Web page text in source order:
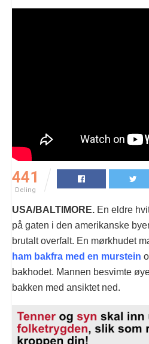
441
Deling
USA/BALTIMORE. En eldre
på gaten i den amerikanske
brutalt overfalt. En mørkhudet
ham bakfra med en murstein
bakhodet. Mannen besvimte
bakken med ansiktet ned.